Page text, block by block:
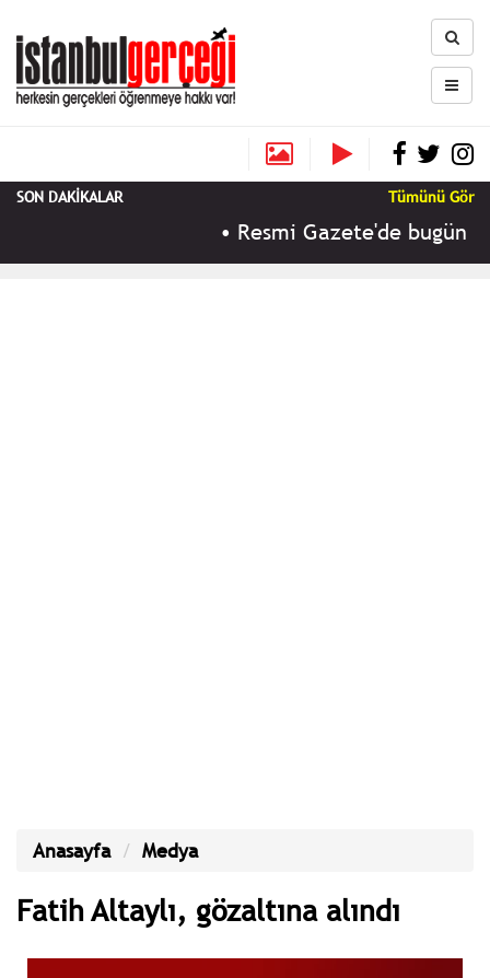
SON DAKİKALAR Tümünü Gör
Resmi Gazete'de bugün (9
Anasayfa Medya
Fatih Altaylı, gözaltına alındı